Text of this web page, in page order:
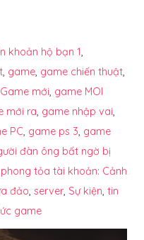
khoản hộ bạn 1,
, game, game chiến thuật,
Game mới, game MOI
mới ra, game nhập vai,
PC, game ps 3, game
đàn ông bất ngờ bị
phong tỏa tài khoản: Cảnh
đảo, server, Sự kiện, tin
game